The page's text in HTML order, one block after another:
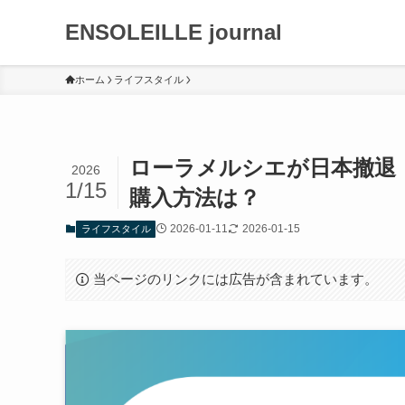
ENSOLEILLE journal
ホーム ライフスタイル
ローラメルシエが日本撤
購入方法は？
2026
1/15
ライフスタイル 2026-01-11 2026-01-15
当ページのリンクには広告が含まれています。